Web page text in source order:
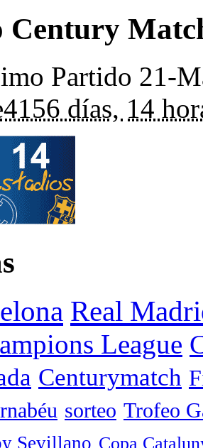
Century
Partido 21-
4156 días, 14
Real
League
Centurymatch
sorteo Trofeo
Sevillano Copa